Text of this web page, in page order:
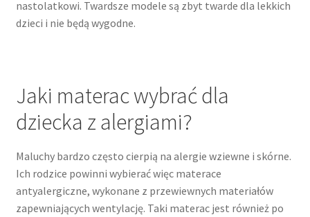
nastolatkowi. Twardsze modele są zbyt twarde dla lekkich
dzieci i nie będą wygodne.
Jaki materac wybrać dla
dziecka z alergiami?
Maluchy bardzo często cierpią na alergie wziewne i skórne.
Ich rodzice powinni wybierać więc materace
antyalergiczne, wykonane z przewiewnych materiałów
zapewniających wentylację. Taki materac jest również po